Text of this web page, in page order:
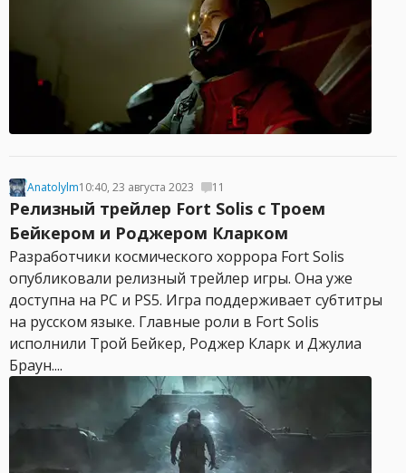
Anatolylm10:40, 23 августа 2023 11
Релизный трейлер Fort Solis c Троем
Бейкером и Роджером Кларком
Разработчики космического хоррора Fort Solis
опубликовали релизный трейлер игры. Она уже
доступна на PC и PS5. Игра поддерживает субтитры
на русском языке. Главные роли в Fort Solis
исполнили Трой Бейкер, Роджер Кларк и Джулиа
Браун....